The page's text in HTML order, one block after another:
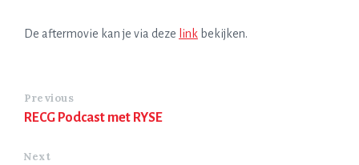
De aftermovie kan je via deze link bekijken.
Previous
RECG Podcast met RYSE
Next